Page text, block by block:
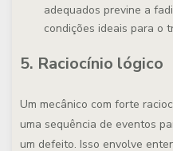
adequados previne a
condições ideais para o
5. Raciocínio lógico
Um mecânico com forte
uma sequência de eventos
um defeito. Isso envolve